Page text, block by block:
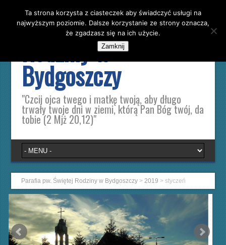
Parafia pw. Świętej
Rodziny w
Bydgoszczy
"Czcij ojca twego i matkę twoją, aby długo
trwały twoje dni w ziemi, którą Pan Bóg twój, da
tobie (2 Mjż 20,12)"
Parafia pw. Świętej Rodziny w Bydgoszczy >2019 >styczeń
Ta strona korzysta z ciasteczek aby świadczyć usługi na
najwyższym poziomie. Dalsze korzystanie ze strony oznacza,
że zgadzasz się na ich użycie.
Zamknij